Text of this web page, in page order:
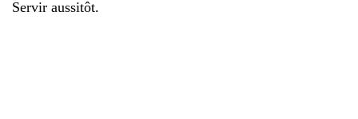
Servir aussitôt.